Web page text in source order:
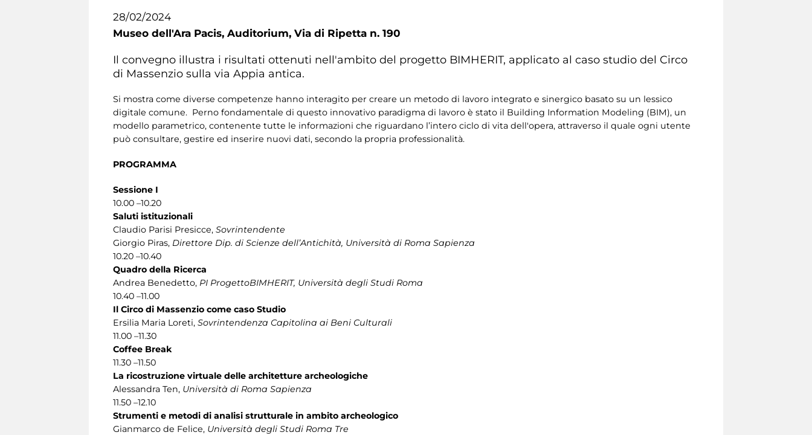
28/02/2024
Museo dell'Ara Pacis, Auditorium, Via di Ripetta n. 190
Il convegno illustra i risultati ottenuti nell'ambito del progetto BIMHERIT, applicato al caso studio del Circo
di Massenzio sulla via Appia antica.
Si mostra come diverse competenze hanno interagito per creare un metodo di lavoro integrato e sinergico basato su un lessico
digitale comune. Perno fondamentale di questo innovativo paradigma di lavoro è stato il Building Information Modeling (BIM), un
modello parametrico, contenente tutte le informazioni che riguardano l’intero ciclo di vita dell'opera, attraverso il quale ogni utente
può consultare, gestire ed inserire nuovi dati, secondo la propria professionalità.
PROGRAMMA
Sessione I
10.00 –10.20
Saluti istituzionali
Claudio Parisi Presicce, Sovrintendente
Giorgio Piras, Direttore Dip. di Scienze dell’Antichità, Università di Roma Sapienza
10.20 –10.40
Quadro della Ricerca
Andrea Benedetto, PI ProgettoBIMHERIT, Università degli Studi Roma
10.40 –11.00
Il Circo di Massenzio come caso Studio
Ersilia Maria Loreti, Sovrintendenza Capitolina ai Beni Culturali
11.00 –11.30
Coffee Break
11.30 –11.50
La ricostruzione virtuale delle architetture archeologiche
Alessandra Ten, Università di Roma Sapienza
11.50 –12.10
Strumenti e metodi di analisi strutturale in ambito archeologico
Gianmarco de Felice, Università degli Studi Roma Tre